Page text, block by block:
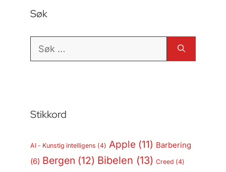
Søk
Søk
Stikkord
AI - Kunstig intelligens (4) Apple (11) Barbering
(6) Bergen (12) Bibelen (13) Creed (4)